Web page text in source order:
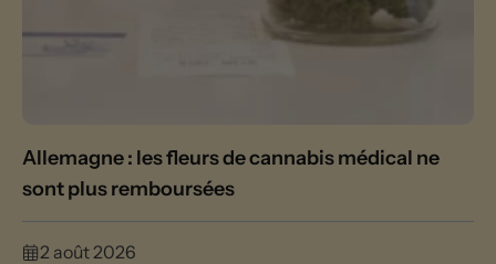
Allemagne : les fleurs de cannabis médical ne
sont plus remboursées
2 août 2026